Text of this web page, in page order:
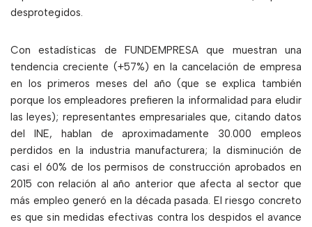
desprotegidos.
Con estadísticas de FUNDEMPRESA que muestran una
tendencia creciente (+57%) en la cancelación de empresa
en los primeros meses del año (que se explica también
porque los empleadores prefieren la informalidad para eludir
las leyes); representantes empresariales que, citando datos
del INE, hablan de aproximadamente 30.000 empleos
perdidos en la industria manufacturera; la disminución de
casi el 60% de los permisos de construcción aprobados en
2015 con relación al año anterior que afecta al sector que
más empleo generó en la década pasada. El riesgo concreto
es que sin medidas efectivas contra los despidos el avance